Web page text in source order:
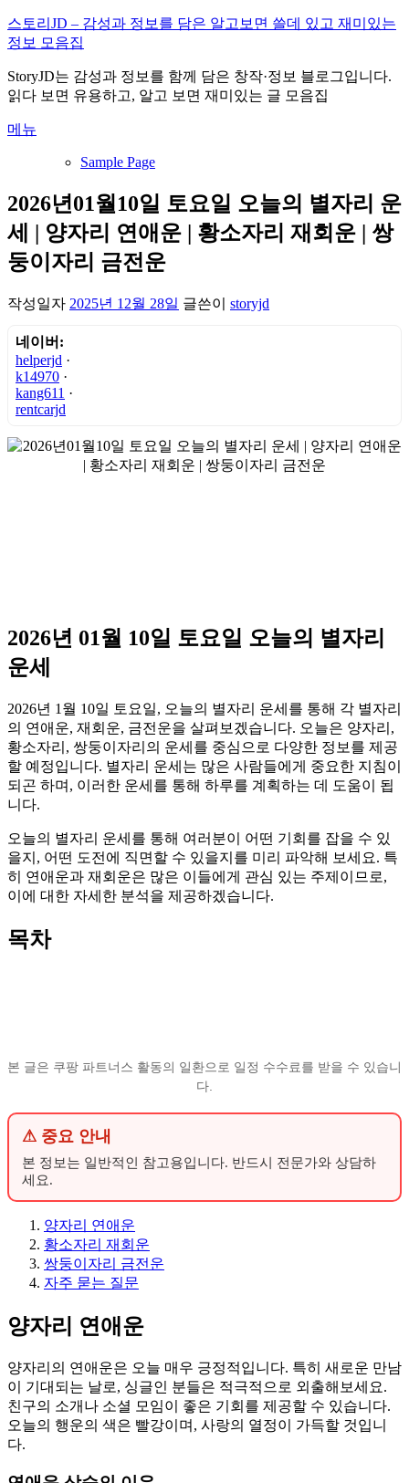
내
용
로
바
가
스토리JD – 감성과 정보를 담은 알고보면 쓸데 있고 재미있는
정보 모음집
StoryJD는 감성과 정보를 함께 담은 창작·정보 블로그입니다.
읽다 보면 유용하고, 알고 보면 재미있는 글 모음집
메뉴
Sample Page
2026년01월10일 토요일 오늘의 별자리 운
세 | 양자리 연애운 | 황소자리 재회운 | 쌍
둥이자리 금전운
작성일자 2025년 12월 28일 글쓴이 storyjd
네이버:
helperjd ·
k14970 ·
kang611 ·
rentcarjd
2026년 01월 10일 토요일 오늘의 별자리
운세
2026년 1월 10일 토요일, 오늘의 별자리 운세를 통해 각 별자리
의 연애운, 재회운, 금전운을 살펴보겠습니다. 오늘은 양자리,
황소자리, 쌍둥이자리의 운세를 중심으로 다양한 정보를 제공
할 예정입니다. 별자리 운세는 많은 사람들에게 중요한 지침이
되곤 하며, 이러한 운세를 통해 하루를 계획하는 데 도움이 됩
니다.
오늘의 별자리 운세를 통해 여러분이 어떤 기회를 잡을 수 있
을지, 어떤 도전에 직면할 수 있을지를 미리 파악해 보세요. 특
히 연애운과 재회운은 많은 이들에게 관심 있는 주제이므로,
이에 대한 자세한 분석을 제공하겠습니다.
목차
본 글은 쿠팡 파트너스 활동의 일환으로 일정 수수료를 받을 수 있습니
다.
⚠ 중요 안내
본 정보는 일반적인 참고용입니다. 반드시 전문가와 상담하
세요.
양자리 연애운
황소자리 재회운
쌍둥이자리 금전운
자주 묻는 질문
양자리 연애운
양자리의 연애운은 오늘 매우 긍정적입니다. 특히 새로운 만남
이 기대되는 날로, 싱글인 분들은 적극적으로 외출해보세요.
친구의 소개나 소셜 모임이 좋은 기회를 제공할 수 있습니다.
오늘의 행운의 색은 빨강이며, 사랑의 열정이 가득할 것입니
다.